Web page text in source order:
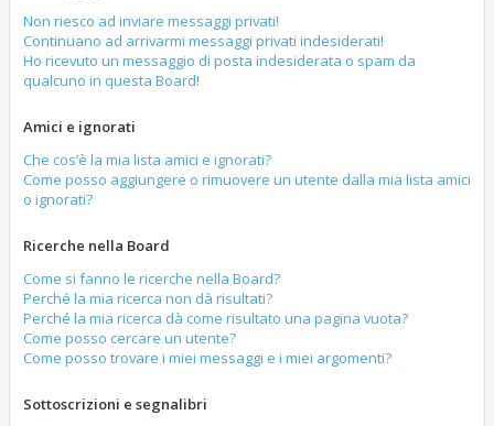
Non riesco ad inviare messaggi privati!
Continuano ad arrivarmi messaggi privati indesiderati!
Ho ricevuto un messaggio di posta indesiderata o spam da
qualcuno in questa Board!
Amici e ignorati
Che cos’è la mia lista amici e ignorati?
Come posso aggiungere o rimuovere un utente dalla mia lista amici
o ignorati?
Ricerche nella Board
Come si fanno le ricerche nella Board?
Perché la mia ricerca non dà risultati?
Perché la mia ricerca dà come risultato una pagina vuota?
Come posso cercare un utente?
Come posso trovare i miei messaggi e i miei argomenti?
Sottoscrizioni e segnalibri